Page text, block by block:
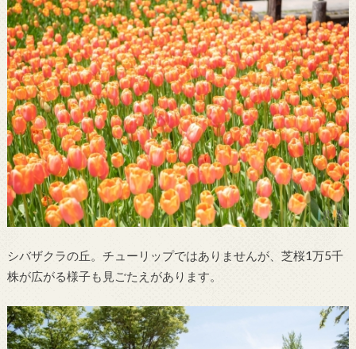
シバザクラの丘。チューリップではありませんが、芝桜1万5千
株が広がる様子も見ごたえがあります。